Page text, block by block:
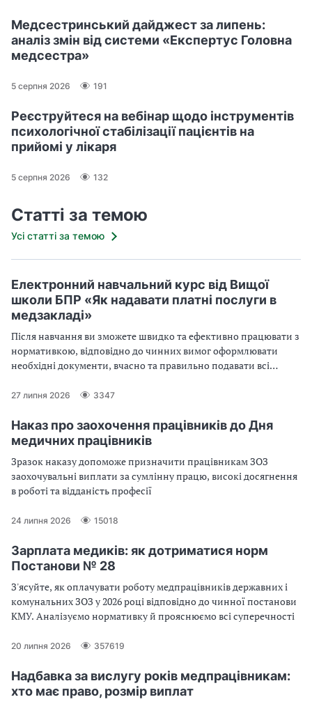
Медсестринський дайджест за липень:
аналіз змін від системи «Експертус Головна
медсестра»
5 серпня 2026 191
Реєструйтеся на вебінар щодо інструментів
психологічної стабілізації пацієнтів на
прийомі у лікаря
5 серпня 2026 132
Статті за темою
Усі статті за темою
Електронний навчальний курс від Вищої
школи БПР «Як надавати платні послуги в
медзакладі»
Після навчання ви зможете швидко та ефективно працювати з
нормативкою, відповідно до чинних вимог оформлювати
необхідні документи, вчасно та правильно подавати всі
27 липня 2026 3347
Наказ про заохочення працівників до Дня
медичних працівників
Зразок наказу допоможе призначити працівникам ЗОЗ
заохочувальні виплати за сумлінну працю, високі досягнення
в роботі та відданість професії
24 липня 2026 15018
Зарплата медиків: як дотриматися норм
Постанови № 28
З'ясуйте, як оплачувати роботу медпрацівників державних і
комунальних ЗОЗ у 2026 році відповідно до чинної постанови
КМУ. Аналізуємо нормативку й прояснюємо всі суперечності
20 липня 2026 357619
Надбавка за вислугу років медпрацівникам:
хто має право, розмір виплат